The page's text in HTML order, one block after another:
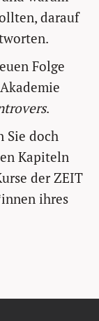
darauf
Folge
.
Sie doch
Kapiteln
der ZEIT
ihres